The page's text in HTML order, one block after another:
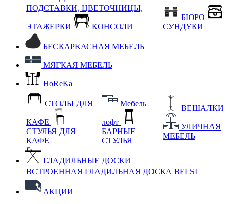
ПОДСТАВКИ, ЦВЕТОЧНИЦЫ,
ЭТАЖЕРКИ КОНСОЛИ
БЮРО
СУНДУКИ
БЕСКАРКАСНАЯ МЕБЕЛЬ
МЯГКАЯ МЕБЕЛЬ
HoReKa
СТОЛЫ ДЛЯ
КАФЕ
СТУЛЬЯ ДЛЯ
КАФЕ
Мебель
лофт
БАРНЫЕ
СТУЛЬЯ
ВЕШАЛКИ
УЛИЧНАЯ
МЕБЕЛЬ
ГЛАДИЛЬНЫЕ ДОСКИ
ВСТРОЕННАЯ ГЛАДИЛЬНАЯ ДОСКА BELSI
АКЦИИ